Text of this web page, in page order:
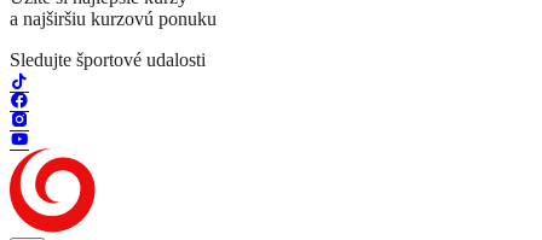
a najširšiu kurzovú ponuku
Sledujte športové udalosti